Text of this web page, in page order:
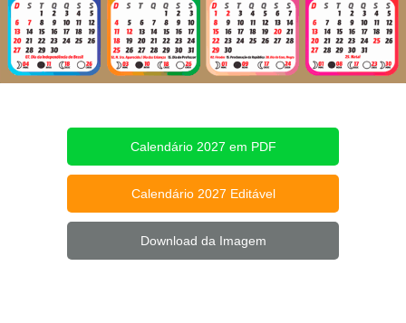
Calendário 2027 em PDF
Calendário 2027 Editável
Download da Imagem